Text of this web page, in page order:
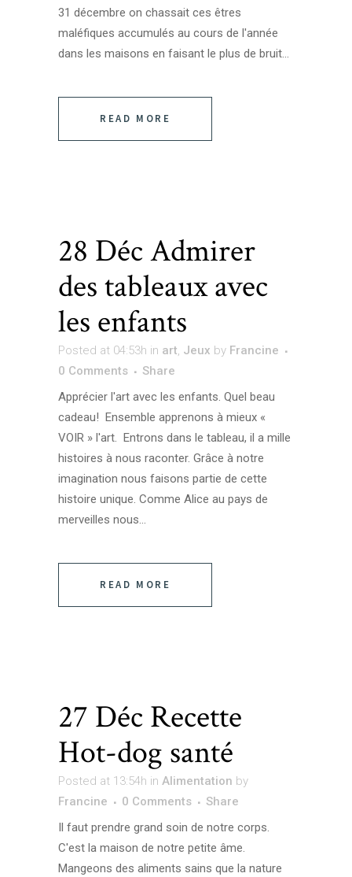
31 décembre on chassait ces êtres
maléfiques accumulés au cours de l'année
dans les maisons en faisant le plus de bruit...
READ MORE
28 DécAdmirer
des tableaux avec
les enfants
Posted at 04:53h in art, Jeux by Francine
0 Comments
Share
Apprécier l'art avec les enfants. Quel beau
cadeau! Ensemble apprenons à mieux «
VOIR » l'art. Entrons dans le tableau, il a mille
histoires à nous raconter. Grâce à notre
imagination nous faisons partie de cette
histoire unique. Comme Alice au pays de
merveilles nous...
READ MORE
27 DécRecette
Hot-dog santé
Posted at 13:54h in Alimentation by
Francine
0 Comments
Share
Il faut prendre grand soin de notre corps.
C'est la maison de notre petite âme.
Mangeons des aliments sains que la nature